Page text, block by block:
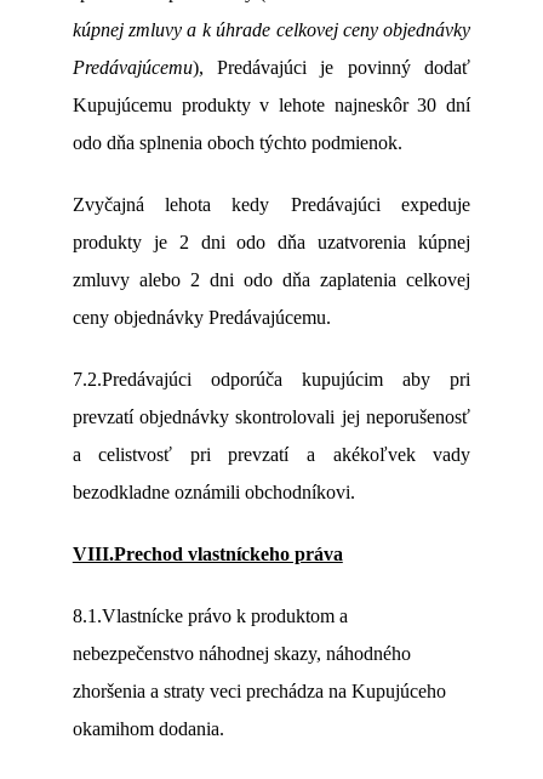
kúpnej zmluvy a k úhrade celkovej ceny objednávky
Predávajúcemu), Predávajúci je povinný dodať
Kupujúcemu produkty v lehote najneskôr 30 dní
odo dňa splnenia oboch týchto podmienok.
Zvyčajná lehota kedy Predávajúci expeduje
produkty je 2 dni odo dňa uzatvorenia kúpnej
zmluvy alebo 2 dni odo dňa zaplatenia celkovej
ceny objednávky Predávajúcemu.
7.2.Predávajúci odporúča kupujúcim aby pri
prevzatí objednávky skontrolovali jej neporušenosť
a celistvosť pri prevzatí a akékoľvek vady
bezodkladne oznámili obchodníkovi.
VIII.Prechod vlastníckeho práva
8.1.Vlastnícke právo k produktom a
nebezpečenstvo náhodnej skazy, náhodného
zhoršenia a straty veci prechádza na Kupujúceho
okamihom dodania.